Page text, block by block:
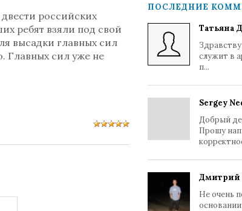
двести российских
ребят взяли под свой
высадки главных сил
Главных сил уже не
ПОСЛЕДНИЕ
Татьяна
служит в
п...
Sergey
Добрый
Прошу
Дмитрий
Не очень